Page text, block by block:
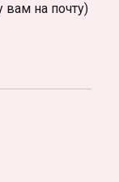
вам на почту)